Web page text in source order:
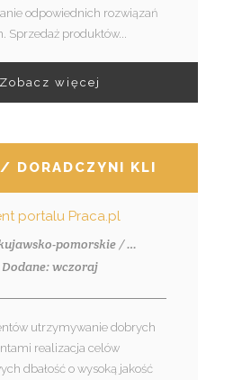
odpowiednich rozwiązań
Sprzedaż produktów...
Zobacz więcej
DORADCZYNI KLIENTA
portalu Praca.pl
Lokalizacja: kujawsko-pomorskie / Włocławek
Dodane: wczoraj
utrzymywanie dobrych
realizacja celów
dbałość o wysoką jakość